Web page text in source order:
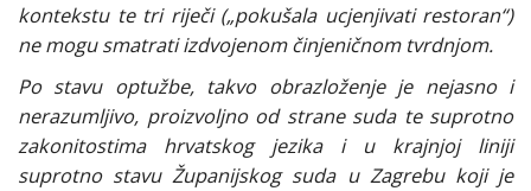
kontekstu te tri riječi („pokušala ucjenjivati restoran“)
ne mogu smatrati izdvojenom činjeničnom tvrdnjom.
Po stavu optužbe, takvo obrazloženje je nejasno i
nerazumljivo, proizvoljno od strane suda te suprotno
zakonitostima hrvatskog jezika i u krajnjoj liniji
suprotno stavu Županijskog suda u Zagrebu koji je